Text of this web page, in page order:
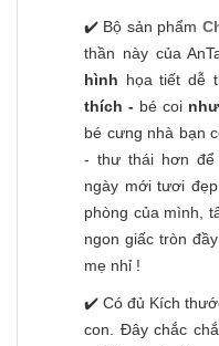
✔️ Bộ sản phẩm
thần này của
hình họa tiết dễ
thích - bé coi
bé cưng nhà bạn
- thư thái hơn để
ngày mới tươi
phòng của mình,
ngon giấc tròn
mẹ nhỉ !
✔️ Có đủ Kích
con. Đây chắc